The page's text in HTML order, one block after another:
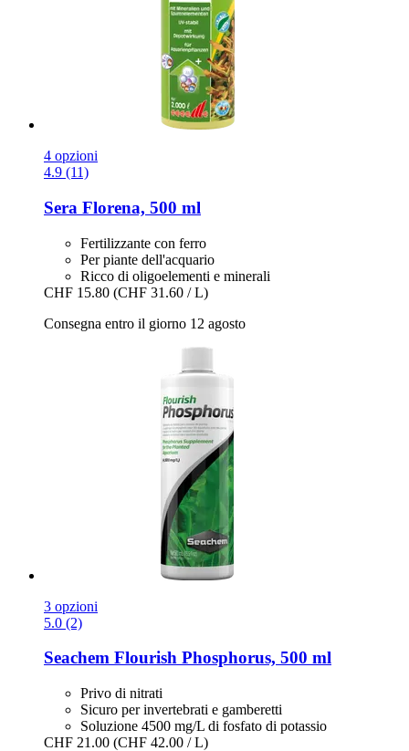
4 opzioni
4.9 (11)
Sera Florena, 500 ml
Fertilizzante con ferro
Per piante dell'acquario
Ricco di oligoelementi e minerali
CHF 15.80 (CHF 31.60 / L)
Consegna entro il giorno 12 agosto
3 opzioni
5.0 (2)
Seachem Flourish Phosphorus, 500 ml
Privo di nitrati
Sicuro per invertebrati e gamberetti
Soluzione 4500 mg/L di fosfato di potassio
CHF 21.00 (CHF 42.00 / L)